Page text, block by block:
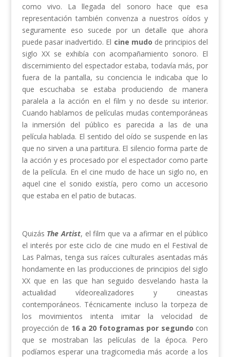
como vivo. La llegada del sonoro hace que esa
representación también convenza a nuestros oídos y
seguramente eso sucede por un detalle que ahora
puede pasar inadvertido. El cine mudo de principios del
siglo XX se exhibía con acompañamiento sonoro. El
discernimiento del espectador estaba, todavía más, por
fuera de la pantalla, su conciencia le indicaba que lo
que escuchaba se estaba produciendo de manera
paralela a la acción en el film y no desde su interior.
Cuando hablamos de películas mudas contemporáneas
la inmersión del público es parecida a las de una
película hablada. El sentido del oído se suspende en las
que no sirven a una partitura. El silencio forma parte de
la acción y es procesado por el espectador como parte
de la película. En el cine mudo de hace un siglo no, en
aquel cine el sonido existía, pero como un accesorio
que estaba en el patio de butacas.
Quizás The Artist, el film que va a afirmar en el público
el interés por este ciclo de cine mudo en el Festival de
Las Palmas, tenga sus raíces culturales asentadas más
hondamente en las producciones de principios del siglo
XX que en las que han seguido desvelando hasta la
actualidad vídeorealizadores y cineastas
contemporáneos. Técnicamente incluso la torpeza de
los movimientos intenta imitar la velocidad de
proyección de 16 a 20 fotogramas por segundo con
que se mostraban las películas de la época. Pero
podíamos esperar una tragicomedia más acorde a los